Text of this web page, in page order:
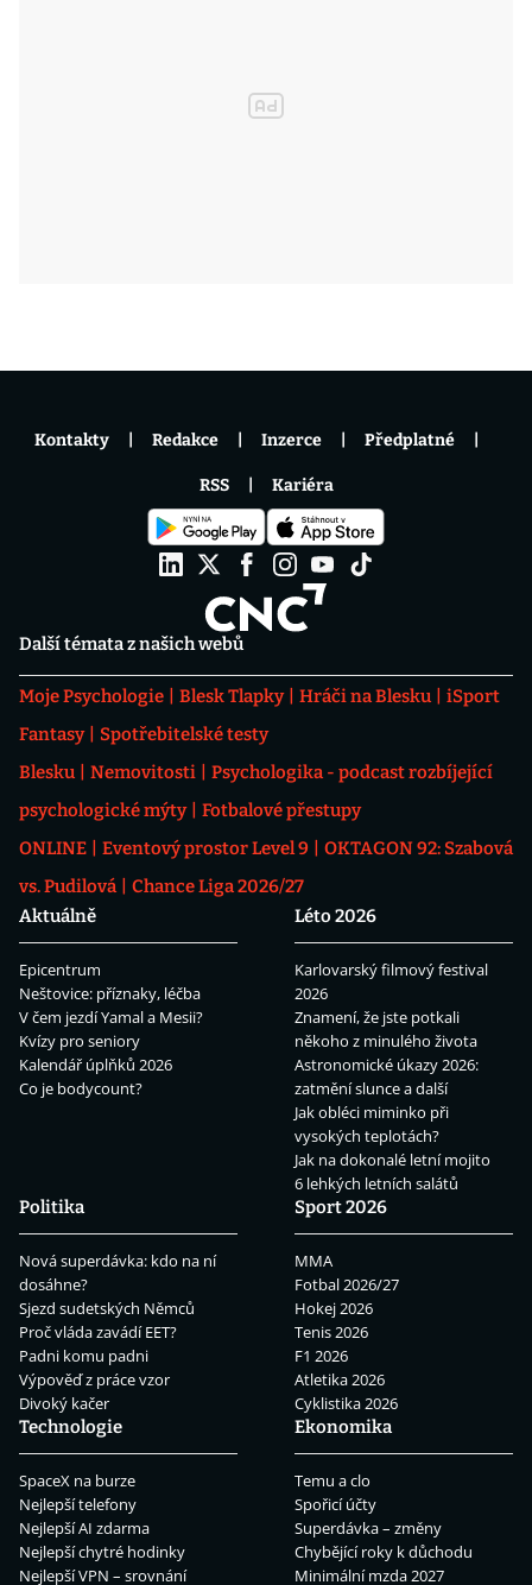
Další témata z našich webů
Moje Psychologie Blesk Tlapky Hráči na Blesku
iSport
Fantasy
Spotřebitelské testy
Blesku
Nemovitosti
Psychologika - podcast rozbíjející
psychologické mýty
Fotbalové přestupy
ONLINE
Eventový prostor Level 9
OKTAGON 92: Szabová
vs. Pudilová
Chance Liga 2026/27
Aktuálně
Epicentrum
Neštovice: příznaky, léčba
V čem jezdí Yamal a Mesii?
Kvízy pro seniory
Kalendář úplňků 2026
Co je bodycount?
Léto 2026
Karlovarský filmový festival
2026
Znamení, že jste potkali
někoho z minulého života
Astronomické úkazy 2026:
zatmění slunce a další
Jak obléci miminko při
vysokých teplotách?
Jak na dokonalé letní mojito
6 lehkých letních salátů
Politika
Nová superdávka: kdo na ní
dosáhne?
Sjezd sudetských Němců
Proč vláda zavádí EET?
Padni komu padni
Výpověď z práce vzor
Divoký kačer
Sport 2026
MMA
Fotbal 2026/27
Hokej 2026
Tenis 2026
F1 2026
Atletika 2026
Cyklistika 2026
Technologie
SpaceX na burze
Nejlepší telefony
Nejlepší AI zdarma
Nejlepší chytré hodinky
Nejlepší VPN – srovnání
Ekonomika
Temu a clo
Spořicí účty
Superdávka – změny
Chybějící roky k důchodu
Minimální mzda 2027
Kontakty Redakce Inzerce Předplatné
RSS Kariéra